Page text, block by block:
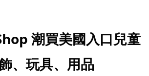
潮買美國入口兒童
、玩具、用品